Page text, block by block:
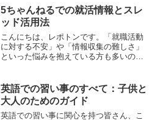
5ちゃんねるでの就活情報とスレ
ッド活用法
こんにちは、レポトンです。「就職活動
に対する不安」や「情報収集の難しさ」
といった悩みを抱えている方も多いので
レッドの使い方を、わかりやすく解説し
ます！レポトンこの記事...
英語での習い事のすべて：子供と
大人のためのガイド
英語での習い事に関心を持つ皆さん、こ